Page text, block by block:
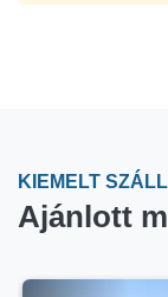
KIEMELT
Ajánlott